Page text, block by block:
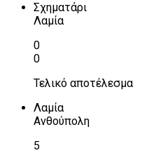
Σχηματάρι
Λαμία
0
0
Τελικό αποτέλεσμα
Λαμία
Ανθούπολη
5